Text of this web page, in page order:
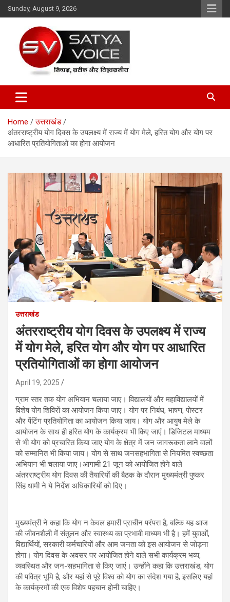
Skip
to
Sunday, August 9, 2026
Satya Voice
Home
उत्तराखंड
अंतरराष्ट्रीय योग दिवस के उपलक्ष्य में राज्य में योग मेले, हरित योग और योग पर
आधारित प्रतियोगिताओं का होगा आयोजन
उत्तराखंड
अंतरराष्ट्रीय योग दिवस के उपलक्ष्य में राज्य
में योग मेले, हरित योग और योग पर आधारित
प्रतियोगिताओं का होगा आयोजन
April 19, 2025
ग्राम स्तर तक योग अभियान चलाया जाए। विद्यालयों और महाविद्यालयों में
विशेष योग शिविरों का आयोजन किया जाए। योग पर निबंध, भाषण, पोस्टर
और पेंटिंग प्रतियोगिता का आयोजन किया जाय। योग और आयुष मेले के
आयोजन के साथ ही हरित योग के कार्यक्रम भी किए जाएं। डिजिटल माध्यम
से भी योग को प्रचारित किया जाए योग के क्षेत्र में जन जागरूकता लाने वालों
को सम्मानित भी किया जाय। योग से साथ जनसहभागिता से नियमित स्वच्छता
अभियान भी चलाया जाए।आगामी 21 जून को आयोजित होने वाले
अंतरराष्ट्रीय योग दिवस की तैयारियों की बैठक के दौरान मुख्यमंत्री पुष्कर
सिंह धामी ने ये निर्देश अधिकारियों को दिए।
मुख्यमंत्री ने कहा कि योग न केवल हमारी प्राचीन परंपरा है, बल्कि यह आज
की जीवनशैली में संतुलन और स्वास्थ्य का प्रभावी माध्यम भी है। हमें युवाओं,
विद्यार्थियों, सरकारी कर्मचारियों और आम जनता को इस आयोजन से जोड़ना
होगा। योग दिवस के अवसर पर आयोजित होने वाले सभी कार्यक्रम भव्य,
व्यवस्थित और जन-सहभागिता से किए जाएं। उन्होंने कहा कि उत्तराखंड, योग
की पवित्र भूमि है, और यहां से पूरे विश्व को योग का संदेश गया है, इसलिए यहां
के कार्यक्रमों की एक विशेष पहचान होनी चाहिए।